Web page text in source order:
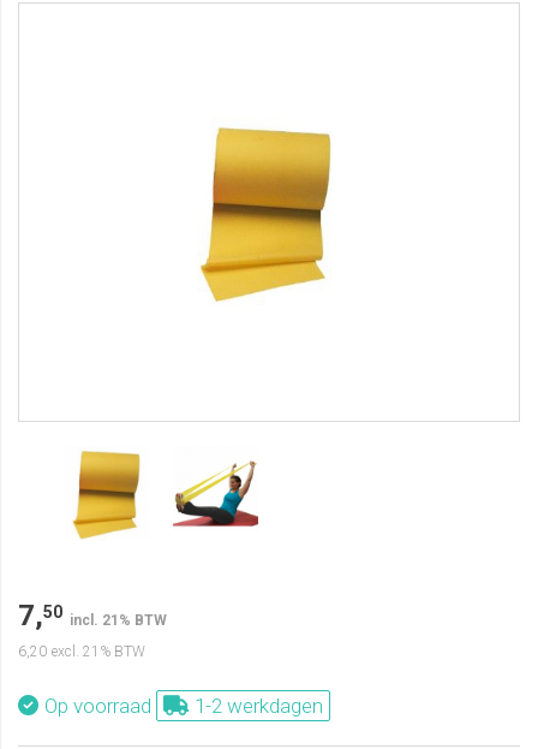
7,50 incl. 21% BTW
6,20 excl. 21% BTW
Op voorraad 1-2 werkdagen